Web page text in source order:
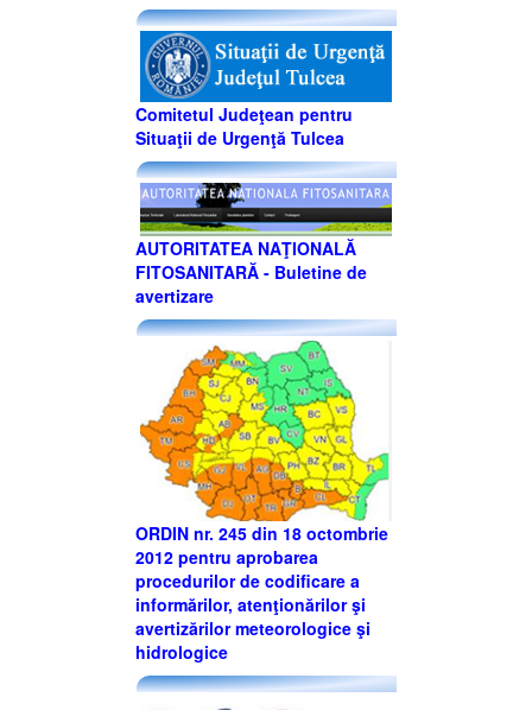
Comitetul Judeţean pentru
Situaţii de Urgenţă Tulcea
AUTORITATEA NAŢIONALĂ
FITOSANITARĂ - Buletine de
avertizare
ORDIN nr. 245 din 18 octombrie
2012 pentru aprobarea
procedurilor de codificare a
informărilor, atenţionărilor şi
avertizărilor meteorologice şi
hidrologice